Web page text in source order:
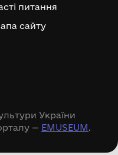
питання
сайту
України
— EMUSEUM.